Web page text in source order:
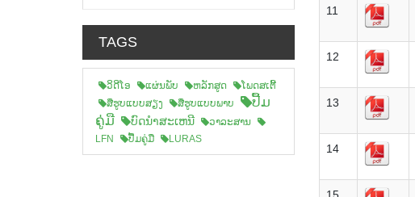
TAGS
ວິດີໂອ ແຜ່ນພັບ ຫລັກສູດ
ໂພດສເຕີ້
ສືຮູບແບບສຽງ
ສື່ຮູບແບບພາບ
ປື້ມ
ຄູ່ມື
ບົດນຳສະເຫນີ
ວາລະສານ
LFN
ປື້ມຄູ່ມື LURAS
11
12
13
14
15